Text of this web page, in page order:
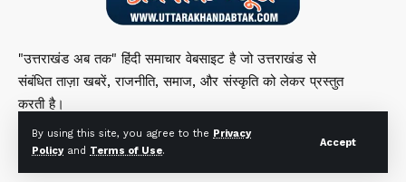
By using this site, you agree to the Privacy
Policyand Terms of Use.
Accept
"उत्तराखंड अब तक" हिंदी समाचार वेबसाइट है जो उत्तराखंड से
संबंधित ताज़ा खबरें, राजनीति, समाज, और संस्कृति को लेकर प्रस्तुत
करती है।